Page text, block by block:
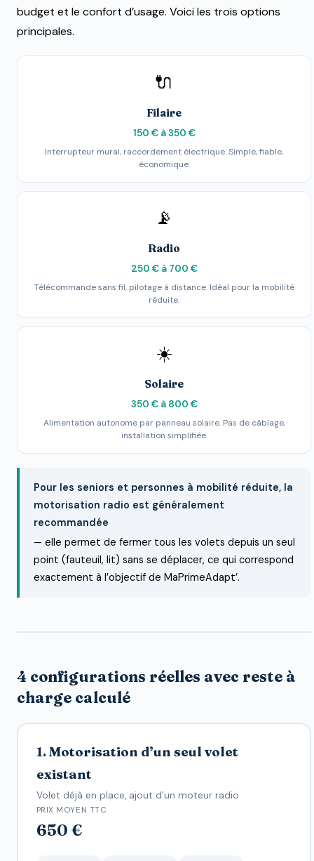
budget et le confort d’usage. Voici les trois options
principales.
🔌
Filaire
150 € à 350 €
Interrupteur mural, raccordement électrique. Simple, fiable,
économique.
📡
Radio
250 € à 700 €
Télécommande sans fil, pilotage à distance. Idéal pour la mobilité
réduite.
☀️
Solaire
350 € à 800 €
Alimentation autonome par panneau solaire. Pas de câblage,
installation simplifiée.
Pour les seniors et personnes à mobilité réduite, la
motorisation radio est généralement
recommandée
— elle permet de fermer tous les volets depuis un seul
point (fauteuil, lit) sans se déplacer, ce qui correspond
exactement à l’objectif de MaPrimeAdapt’.
4 configurations réelles avec reste à
charge calculé
1. Motorisation d’un seul volet
existant
Volet déjà en place, ajout d’un moteur radio
PRIX MOYEN TTC
650 €